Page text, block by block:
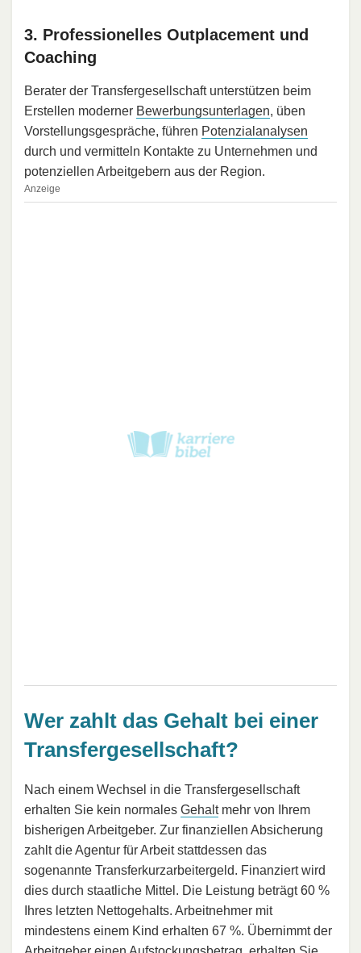
3. Professionelles Outplacement und
Coaching
Berater der Transfergesellschaft unterstützen beim
Erstellen moderner Bewerbungsunterlagen, üben
Vorstellungsgespräche, führen Potenzialanalysen
durch und vermitteln Kontakte zu Unternehmen und
potenziellen Arbeitgebern aus der Region.
Anzeige
Wer zahlt das Gehalt bei einer
Transfergesellschaft?
Nach einem Wechsel in die Transfergesellschaft
erhalten Sie kein normales Gehaltmehr von Ihrem
bisherigen Arbeitgeber. Zur finanziellen Absicherung
zahlt die Agentur für Arbeit stattdessen das
sogenannte Transferkurzarbeitergeld. Finanziert wird
dies durch staatliche Mittel. Die Leistung beträgt 60 %
Ihres letzten Nettogehalts. Arbeitnehmer mit
mindestens einem Kind erhalten 67 %. Übernimmt der